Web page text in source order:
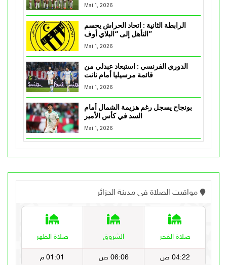
Mai 1, 2026
الرابطة الثانية : اتحاد الحراش يحسم
التأهل إلى “البلاي أوف”
Mai 1, 2026
الدوري الفرنسي : استبعاد عبدلي من
قائمة مرسيليا أمام نانت
Mai 1, 2026
بونجاح يسجل رغم هزيمة الشمال أمام
السد في كأس الأمير
Mai 1, 2026